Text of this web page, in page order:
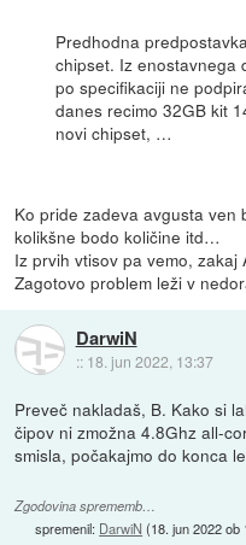
Predhodna
chipset. Iz enostavnega
po specifikaciji ne
danes recimo 32GB kit
novi chipset, …
Ko pride zadeva avgusta ven
kolikšne bodo količine itd…
Iz prvih vtisov pa vemo,
Zagotovo problem leži v
DarwiN
:: 18. jun 2022, 13:37
Preveč nakladaš, B. Kako si
čipov ni zmožna 4.8Ghz all-
smisla, počakajmo do konca
Zgodovina sprememb…
spremenil: DarwiN (18. jun 2022 ob